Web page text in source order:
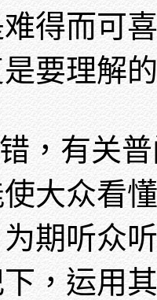
难得而可
要理解
，有关
大众看
为期听众
，运用